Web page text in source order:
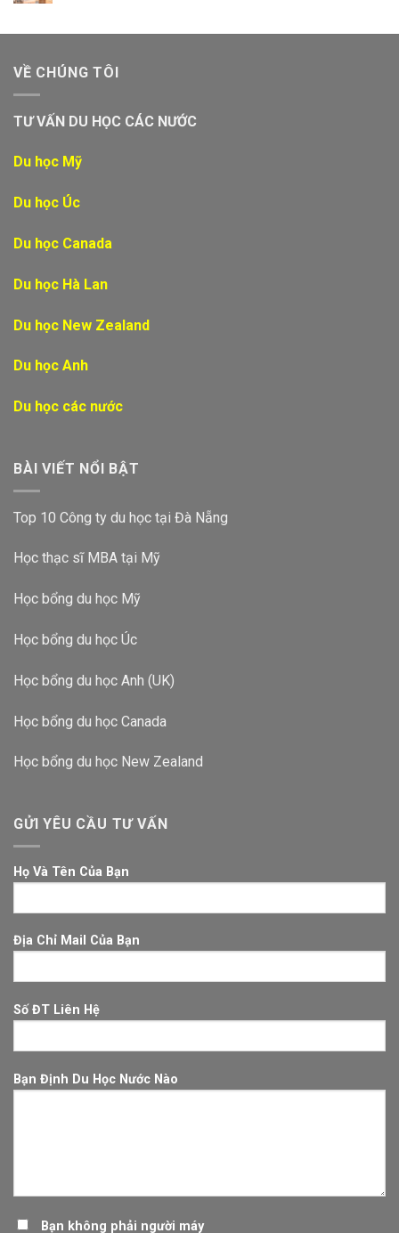
VỀ CHÚNG TÔI
TƯ VẤN DU HỌC CÁC NƯỚC
Du học Mỹ
Du học Úc
Du học Canada
Du học Hà Lan
Du học New Zealand
Du học Anh
Du học các nước
BÀI VIẾT NỔI BẬT
Top 10 Công ty du học tại Đà Nẵng
Học thạc sĩ MBA tại Mỹ
Học bổng du học Mỹ
Học bổng du học Úc
Học bổng du học Anh (UK)
Học bổng du học Canada
Học bổng du học New Zealand
GỬI YÊU CẦU TƯ VẤN
Họ Và Tên Của Bạn
Địa Chỉ Mail Của Bạn
Số ĐT Liên Hệ
Bạn Định Du Học Nước Nào
Bạn không phải người máy